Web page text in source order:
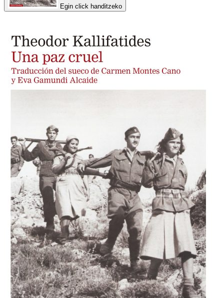
Egin click handitzeko